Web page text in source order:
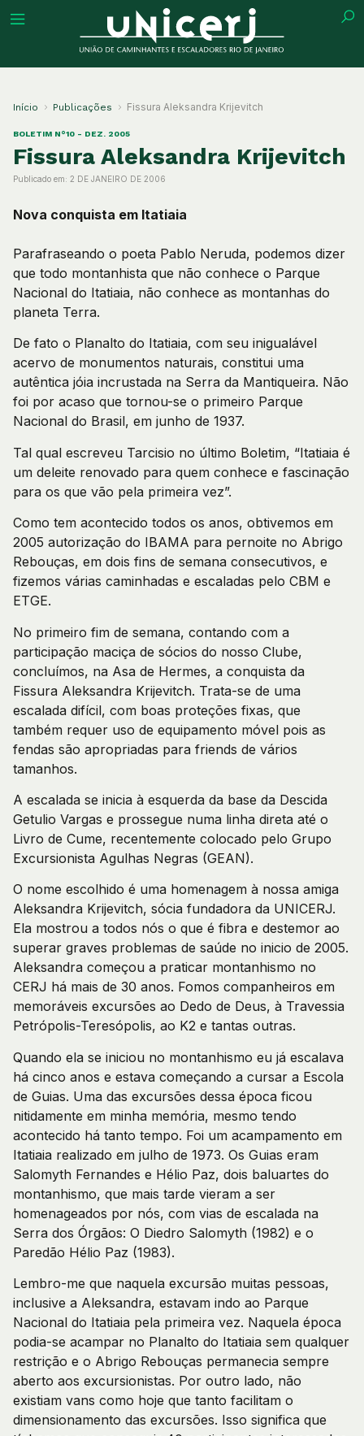
Início Publicações Fissura Aleksandra Krijevitch
BOLETIM N°10 - DEZ. 2005
Fissura Aleksandra Krijevitch
Publicado em: 2 DE JANEIRO DE 2006
Nova conquista em Itatiaia
Parafraseando o poeta Pablo Neruda, podemos dizer
que todo montanhista que não conhece o Parque
Nacional do Itatiaia, não conhece as montanhas do
planeta Terra.
De fato o Planalto do Itatiaia, com seu inigualável
acervo de monumentos naturais, constitui uma
autêntica jóia incrustada na Serra da Mantiqueira. Não
foi por acaso que tornou-se o primeiro Parque
Nacional do Brasil, em junho de 1937.
Tal qual escreveu Tarcisio no último Boletim, “Itatiaia é
um deleite renovado para quem conhece e fascinação
para os que vão pela primeira vez”.
Como tem acontecido todos os anos, obtivemos em
2005 autorização do IBAMA para pernoite no Abrigo
Rebouças, em dois fins de semana consecutivos, e
fizemos várias caminhadas e escaladas pelo CBM e
ETGE.
No primeiro fim de semana, contando com a
participação maciça de sócios do nosso Clube,
concluímos, na Asa de Hermes, a conquista da
Fissura Aleksandra Krijevitch. Trata-se de uma
escalada difícil, com boas proteções fixas, que
também requer uso de equipamento móvel pois as
fendas são apropriadas para friends de vários
tamanhos.
A escalada se inicia à esquerda da base da Descida
Getulio Vargas e prossegue numa linha direta até o
Livro de Cume, recentemente colocado pelo Grupo
Excursionista Agulhas Negras (GEAN).
O nome escolhido é uma homenagem à nossa amiga
Aleksandra Krijevitch, sócia fundadora da UNICERJ.
Ela mostrou a todos nós o que é fibra e destemor ao
superar graves problemas de saúde no inicio de 2005.
Aleksandra começou a praticar montanhismo no
CERJ há mais de 30 anos. Fomos companheiros em
memoráveis excursões ao Dedo de Deus, à Travessia
Petrópolis-Teresópolis, ao K2 e tantas outras.
Quando ela se iniciou no montanhismo eu já escalava
há cinco anos e estava começando a cursar a Escola
de Guias. Uma das excursões dessa época ficou
nitidamente em minha memória, mesmo tendo
acontecido há tanto tempo. Foi um acampamento em
Itatiaia realizado em julho de 1973. Os Guias eram
Salomyth Fernandes e Hélio Paz, dois baluartes do
montanhismo, que mais tarde vieram a ser
homenageados por nós, com vias de escalada na
Serra dos Órgãos: O Diedro Salomyth (1982) e o
Paredão Hélio Paz (1983).
Lembro-me que naquela excursão muitas pessoas,
inclusive a Aleksandra, estavam indo ao Parque
Nacional do Itatiaia pela primeira vez. Naquela época
podia-se acampar no Planalto do Itatiaia sem qualquer
restrição e o Abrigo Rebouças permanecia sempre
aberto aos excursionistas. Por outro lado, não
existiam vans como hoje que tanto facilitam o
dimensionamento das excursões. Isso significa que